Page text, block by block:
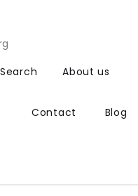
Search
About us
Contact Blog